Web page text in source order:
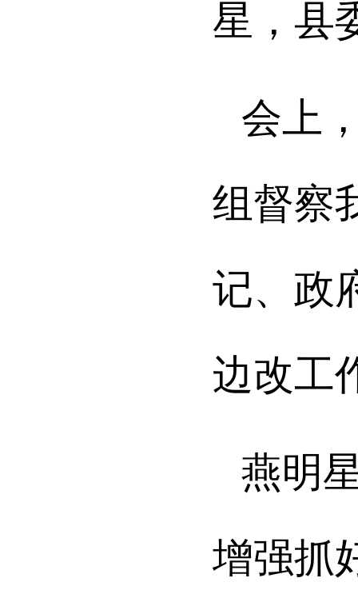
星，县
会上
组督察
记、政
边改工
燕明
增强抓